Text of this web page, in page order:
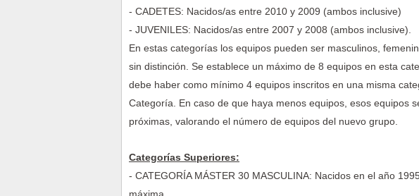
- CADETES: Nacidos/as entre 2010 y 2009 (ambos inclusive)
- JUVENILES: Nacidos/as entre 2007 y 2008 (ambos inclusive).
En estas categorías los equipos pueden ser masculinos,
sin distinción. Se establece un máximo de 8 equipos en esta
debe haber como mínimo 4 equipos inscritos en una misma
Categoría. En caso de que haya menos equipos, esos equipos
próximas, valorando el número de equipos del nuevo grupo.
Categorías Superiores:
- CATEGORÍA MÁSTER 30 MASCULINA: Nacidos en el año